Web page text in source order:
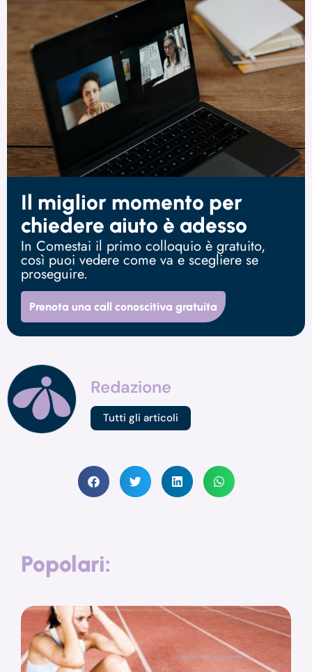
Il miglior momento per
chiedere aiuto è adesso
In Comestai il primo colloquio è gratuito,
così puoi vedere come va e scegliere se
proseguire.
Prenota una call conoscitiva gratuita
Redazione
Tutti gli articoli
Popolari: